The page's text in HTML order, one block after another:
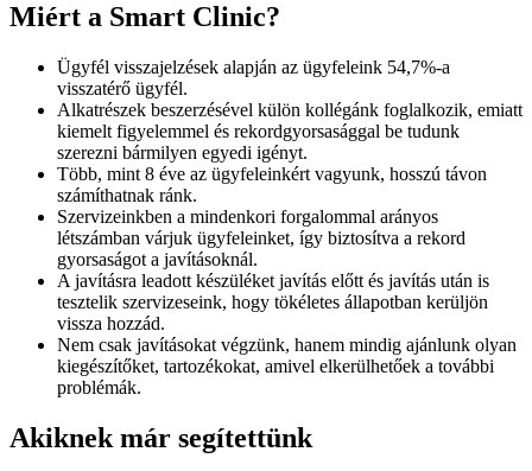
Miért a Smart Clinic?
Ügyfél visszajelzések alapján az ügyfeleink 54,7%-a
visszatérő ügyfél.
Alkatrészek beszerzésével külön kollégánk foglalkozik, emiatt
kiemelt figyelemmel és rekordgyorsasággal be tudunk
szerezni bármilyen egyedi igényt.
Több, mint 8 éve az ügyfeleinkért vagyunk, hosszú távon
számíthatnak ránk.
Szervizeinkben a mindenkori forgalommal arányos
létszámban várjuk ügyfeleinket, így biztosítva a rekord
gyorsaságot a javításoknál.
A javításra leadott készüléket javítás előtt és javítás után is
tesztelik szervizeseink, hogy tökéletes állapotban kerüljön
vissza hozzád.
Nem csak javításokat végzünk, hanem mindig ajánlunk olyan
kiegészítőket, tartozékokat, amivel elkerülhetőek a további
problémák.
Akiknek már segítettünk